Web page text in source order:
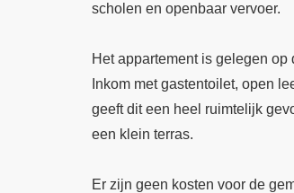
scholen en openbaar vervoer.
Het appartement is gelegen
Inkom met gastentoilet, open
geeft dit een heel ruimtelijk
een klein terras.
Er zijn geen kosten voor de